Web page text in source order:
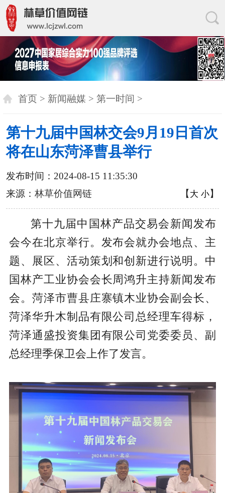
首页 > 新闻融媒 > 第一时间 >
第十九届中国林交会9月19日首次
将在山东菏泽曹县举行
发布时间：2024-08-15 11:35:30
来源： 林草价值网链 【 大 小】
第十九届中国林产品交易会新闻发布
会今在北京举行。发布会就办会地点、主
题、展区、活动策划和创新进行说明。中
国林产工业协会会长周鸿升主持新闻发布
会。菏泽市曹县庄寨镇木业协会副会长、
菏泽华升木制品有限公司总经理车得标，
菏泽通盛投资集团有限公司党委委员、副
总经理季保卫会上作了发言。